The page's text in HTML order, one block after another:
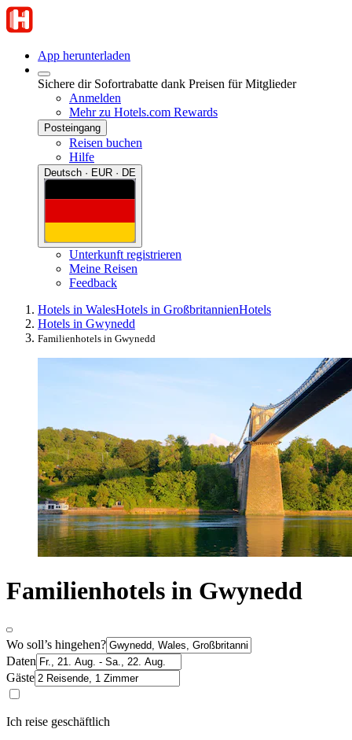
App herunterladen
Sichere dir Sofortrabatte dank Preisen für Mitglieder
Anmelden
Mehr zu Hotels.com Rewards
Posteingang
Reisen buchen
Hilfe
Deutsch · EUR · DE
Unterkunft registrieren
Meine Reisen
Feedback
Hotels in WalesHotels in GroßbritannienHotels
Hotels in Gwynedd
Familienhotels in Gwynedd
Familienhotels in Gwynedd
Wo soll’s hingehen?
Daten
Gäste
Ich reise geschäftlich